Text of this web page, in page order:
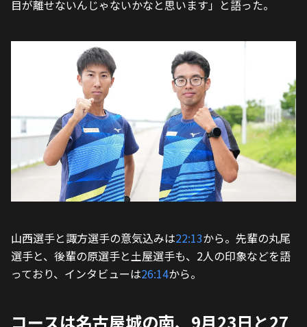
目が離せないんじゃないかなと思います」と語った。
山西選手と諏方選手の意気込みは22:13から。先輩の丸尾
選手と、後輩の原選手と土屋選手も、2人の印象などを語
っており、インタビューは26:14から。
コースは名古屋城の南、9月23日と27